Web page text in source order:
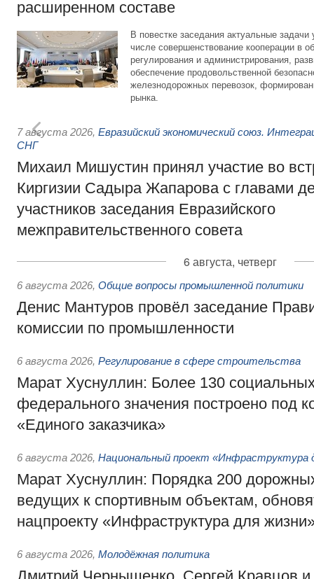
расширенном составе
В повестке заседания актуальные задачи
числе совершенствование кооперации в
регулирования и администрирования,
обеспечение продовольственной
железнодорожных перевозок,
рынка.
7 августа 2026, Евразийский экономический союз.
СНГ
Михаил Мишустин принял участие во
Киргизии Садыра Жапарова с главами
участников заседания Евразийского
межправительственного совета
6 августа, четверг
6 августа 2026, Общие вопросы промышленной политики
Денис Мантуров провёл заседание
комиссии по промышленности
6 августа 2026, Регулирование в сфере строительства
Марат Хуснуллин: Более 130
федерального значения построено под
«Единого заказчика»
6 августа 2026, Национальный проект «Инфраструктура
Марат Хуснуллин: Порядка 200
ведущих к спортивным объектам,
нацпроекту «Инфраструктура для
6 августа 2026, Молодёжная политика